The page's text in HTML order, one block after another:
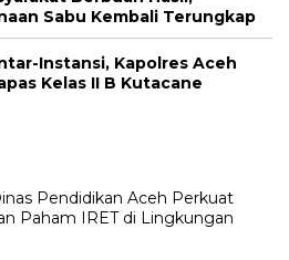
Sabu Kembali Terungkap
Instansi, Kapolres Aceh
Kelas II B Kutacane